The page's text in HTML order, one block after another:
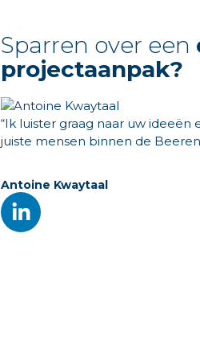
Sparren over een
projectaanpak?
“Ik luister graag naar uw
juiste mensen binnen de
Antoine Kwaytaal